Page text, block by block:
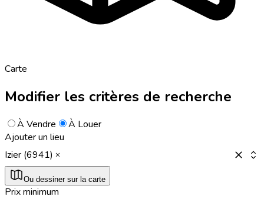
Carte
Modifier les critères de recherche
À Vendre
À Louer
Ajouter un lieu
Izier (6941)
Ou dessiner sur la carte
Prix minimum